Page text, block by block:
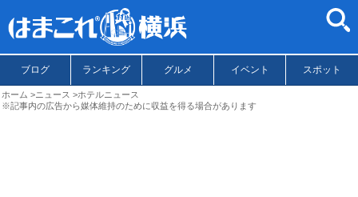
ブログ ランキング グルメ イベント スポット
ホーム ニュース
ホテルニュース
※記事内の広告から媒体維持のために収益を得る場合があります